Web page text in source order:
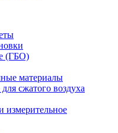
(ГБО)
материалы
сжатого воздуха
измерительное